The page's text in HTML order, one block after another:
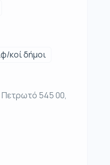
κοί δήμοι
545 00,